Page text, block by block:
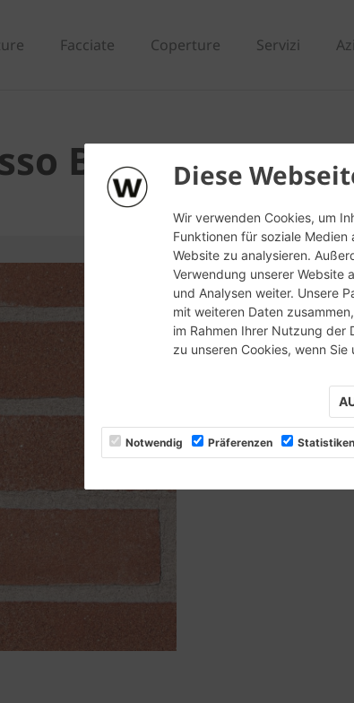
Diese
Wir verwenden Cookies, um
Funktionen für soziale
Website zu analysieren.
Verwendung unserer Website
und Analysen weiter. Unsere
mit weiteren Daten
im Rahmen Ihrer Nutzung der
zu unseren Cookies, wenn
Notwendig Präferenzen Statistiken
Facciate Coperture Servizi
BZ - Mattone